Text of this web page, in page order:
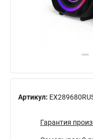
Артикул:
Гарантия